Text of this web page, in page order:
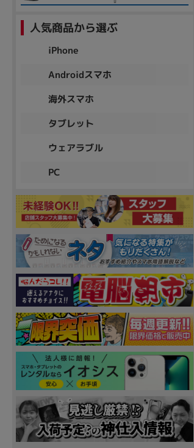
人気商品から選ぶ
iPhone
Androidスマホ
海外スマホ
タブレット
ウェアラブル
PC